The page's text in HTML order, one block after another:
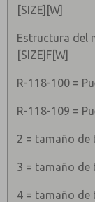
[SIZE][W]
Estructura del
[SIZE]F[W]
R-118-100 =
R-118-109 =
2 = tamaño de
3 = tamaño de
4 = tamaño de